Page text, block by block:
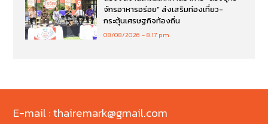
จักรอาหารอร่อย” ส่งเสริมท่องเที่ยว-
กระตุ้นเศรษฐกิจท้องถิ่น
08/08/2026 8:17 pm
E-mail : thairemark@gmail.com